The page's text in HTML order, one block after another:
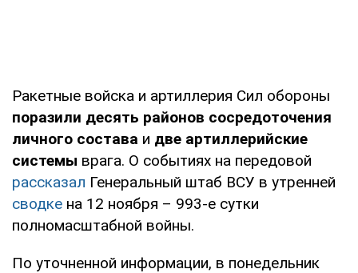
Ракетные войска и артиллерия Сил обороны
поразили десять районов сосредоточения
личного состава и две артиллерийские
системы врага. О событиях на передовой
рассказал Генеральный штаб ВСУ в утренней
сводке на 12 ноября – 993-е сутки
полномасштабной войны.
По уточненной информации, в понедельник